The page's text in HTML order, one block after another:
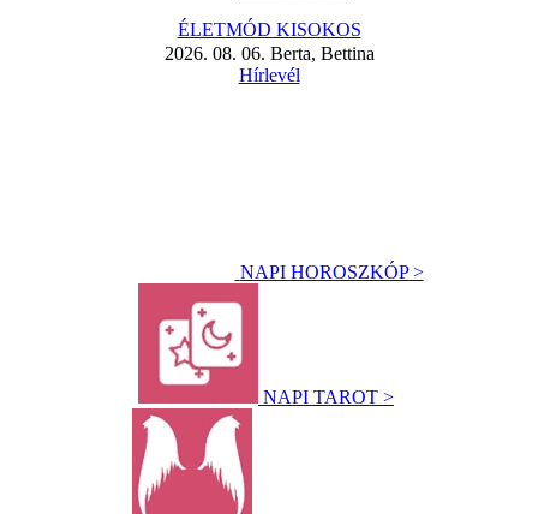
ÉLETMÓD KISOKOS
2026. 08. 06. Berta, Bettina
Hírlevél
NAPI HOROSZKÓP >
NAPI TAROT >